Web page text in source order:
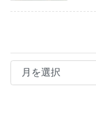
過
記